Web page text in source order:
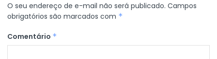
O seu endereço de e-mail não será publicado. Campos
obrigatórios são marcados com *
Comentário *